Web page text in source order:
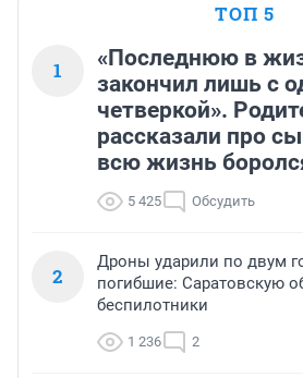
ТОП 5
1
«Последнюю в
закончил лишь с
четверкой».
рассказали про
всю жизнь
5 425 Обсудить
2
Дроны ударили по двум
погибшие: Саратовскую
беспилотники
1 236 2